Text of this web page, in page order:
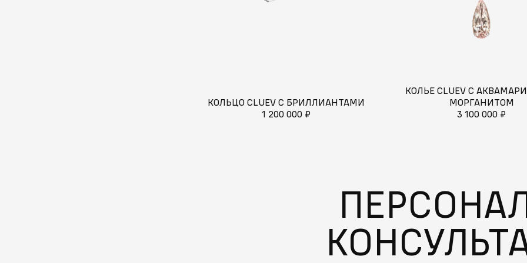
КОЛЬЦО CLUEV С БРИЛЛИАНТАМИ
1 200 000 ₽
КОЛЬЕ CLUEV С
МОРГАНИТОМ
3 100 000 ₽